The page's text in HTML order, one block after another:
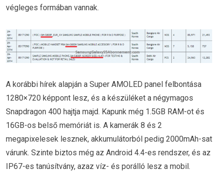
végleges formában vannak.
A korábbi hírek alapján a Super AMOLED panel felbontása
1280×720 képpont lesz, és a készüléket a négymagos
Snapdragon 400 hajtja majd. Kapunk még 1.5GB RAM-ot és
16GB-os belső memóriát is. A kamerák 8 és 2
megapixelesek lesznek, akkumulátorból pedig 2000mAh-sat
várunk. Szinte biztos még az Android 4.4-es rendszer, és az
IP67-es tanúsítvány, azaz víz- és porálló lesz a mobil.